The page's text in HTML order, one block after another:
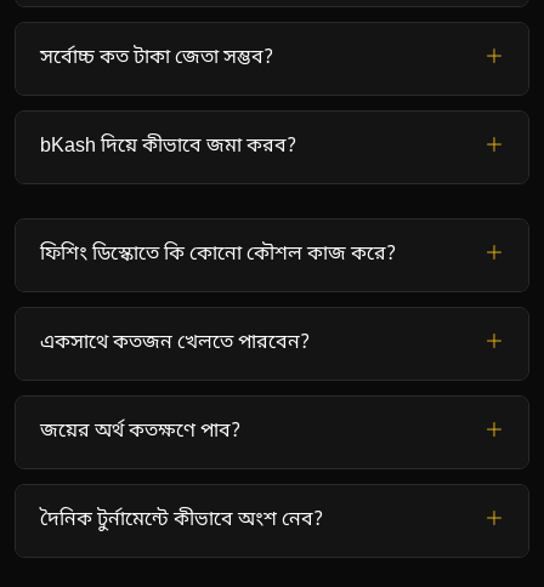
সর্বোচ্চ কত টাকা জেতা সম্ভব?
bKash দিয়ে কীভাবে জমা করব?
ফিশিং ডিস্কোতে কি কোনো কৌশল কাজ করে?
একসাথে কতজন খেলতে পারবেন?
জয়ের অর্থ কতক্ষণে পাব?
দৈনিক টুর্নামেন্টে কীভাবে অংশ নেব?